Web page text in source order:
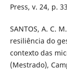
Press, v. 24, p.
SANTOS, A. C.
resiliência do
contexto das
(Mestrado),